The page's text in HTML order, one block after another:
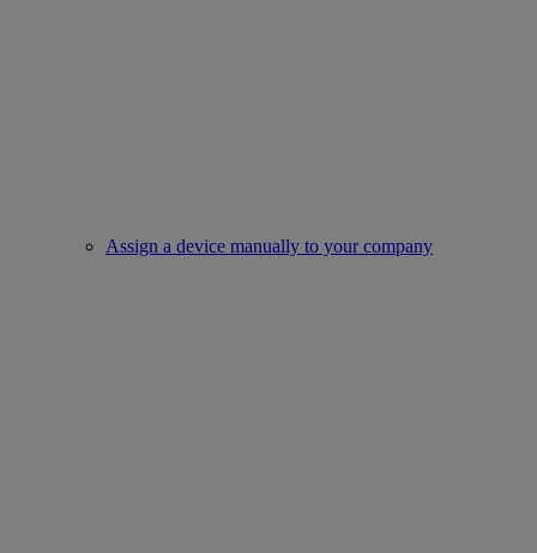
Assign a device manually to your company